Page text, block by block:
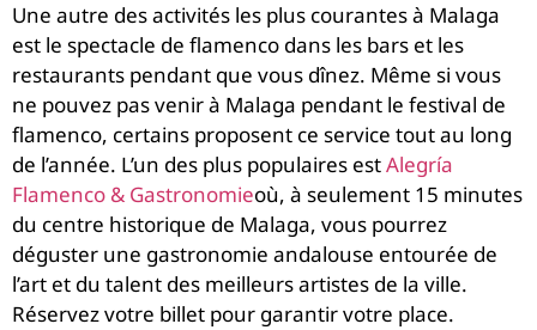
Une autre des activités les plus courantes à Malaga
est le spectacle de flamenco dans les bars et les
restaurants pendant que vous dînez. Même si vous
ne pouvez pas venir à Malaga pendant le festival de
flamenco, certains proposent ce service tout au long
de l’année. L’un des plus populaires estAlegría
Flamenco & Gastronomieoù, à seulement 15 minutes
du centre historique de Malaga, vous pourrez
déguster une gastronomie andalouse entourée de
l’art et du talent des meilleurs artistes de la ville.
Réservez votre billet pour garantir votre place.